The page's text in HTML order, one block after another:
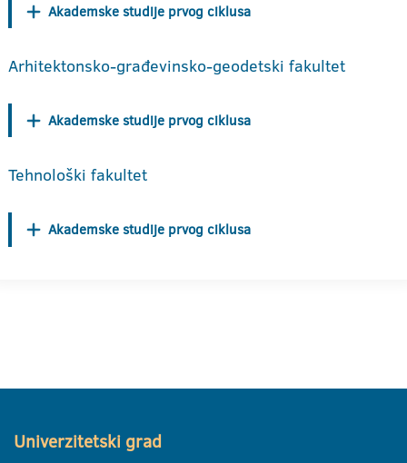
Akademske studije prvog ciklusa
Arhitektonsko-građevinsko-geodetski fakultet
Akademske studije prvog ciklusa
Tehnološki fakultet
Akademske studije prvog ciklusa
Univerzitetski grad